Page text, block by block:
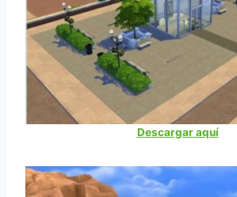
Descargar aquí